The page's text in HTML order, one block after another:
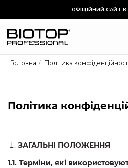
ОФІЦІЙНИЙ САЙТ В
Головна Політика
Політика
ЗАГАЛЬНІ ПОЛОЖЕННЯ
1.1. Терміни, які